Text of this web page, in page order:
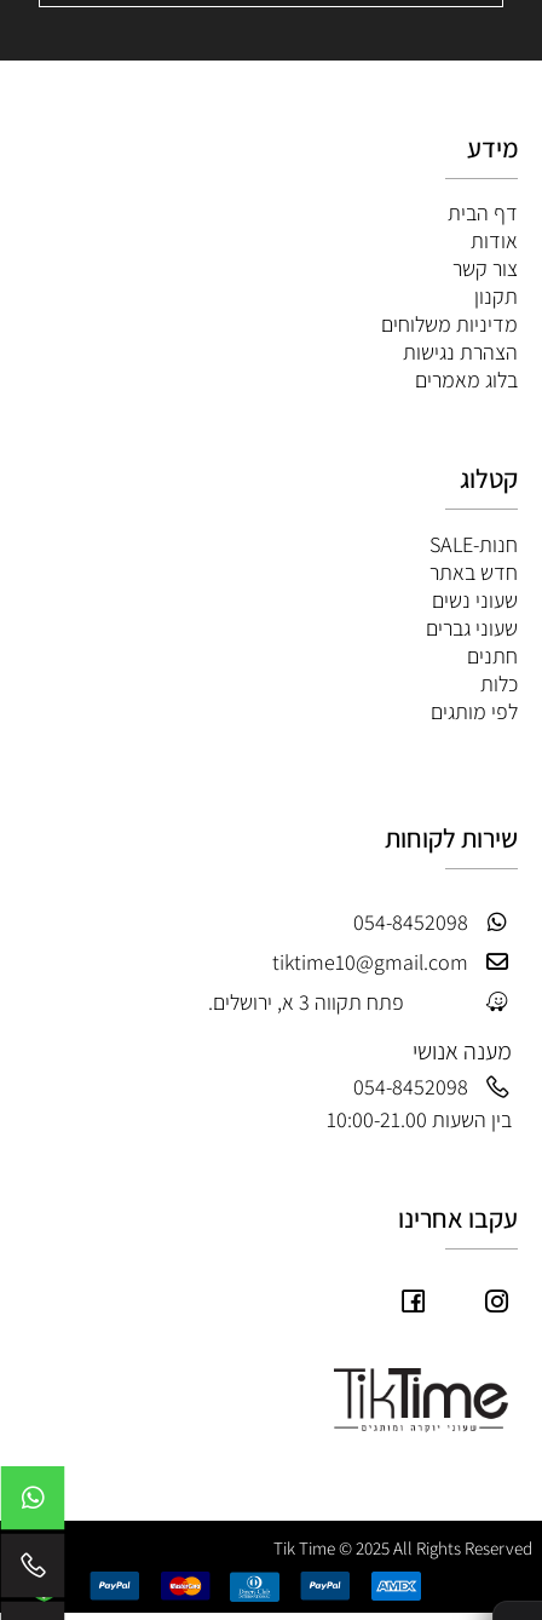
מידע
דף הבית
אודות
צור קשר
תקנון
מדיניות משלוחים
הצהרת נגישות
בלוג מאמרים
קטלוג
חנות-SALE
חדש באתר
שעוני נשים
שעוני גברים
חתנים
כלות
לפי מותגים
שירות לקוחות
054-8452098
tiktime10@gmail.com
פתח תקווה 3 א, ירושלים.
מענה אנושי
054-8452098
בין השעות 10:00-21.00
עקבו אחרינו
Tik Time © 2025 All Rights Reserved